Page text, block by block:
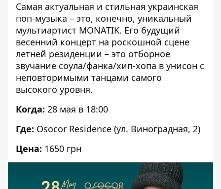
Самая актуальная и стильная украинская
поп-музыка – это, конечно, уникальный
мультиартист MONATIK. Его будущий
весенний концерт на роскошной сцене
летней резиденции – это отборное
звучание соула/фанка/хип-хопа в унисон с
неповторимыми танцами самого
высокого уровня.
Когда: 28 мая в 18:00
Где: Osocor Residence (ул. Виноградная, 2)
Цена: 1650 грн